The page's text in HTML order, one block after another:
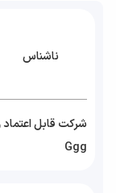
ناشناس
شرکت قابل
Ggg